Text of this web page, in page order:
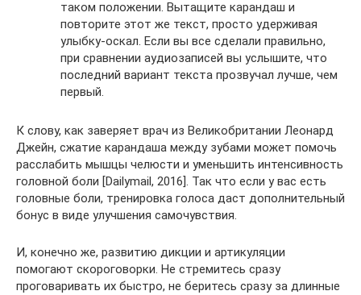
таком положении. Вытащите карандаш и
повторите этот же текст, просто удерживая
улыбку-оскал. Если вы все сделали правильно,
при сравнении аудиозаписей вы услышите, что
последний вариант текста прозвучал лучше, чем
первый.
К слову, как заверяет врач из Великобритании Леонард
Джейн, сжатие карандаша между зубами может помочь
расслабить мышцы челюсти и уменьшить интенсивность
головной боли [Dailymail, 2016]. Так что если у вас есть
головные боли, тренировка голоса даст дополнительный
бонус в виде улучшения самочувствия.
И, конечно же, развитию дикции и артикуляции
помогают скороговорки. Не стремитесь сразу
проговаривать их быстро, не беритесь сразу за длинные